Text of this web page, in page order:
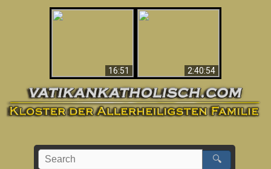
16:51
2:40:54
🔍